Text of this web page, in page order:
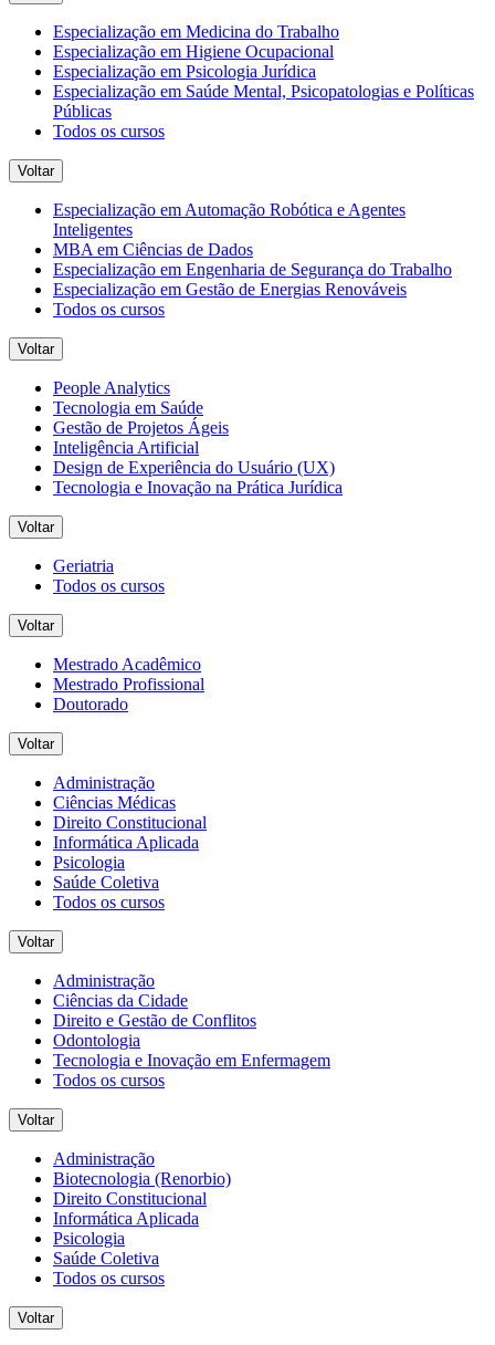
Especialização em Medicina do Trabalho
Especialização em Higiene Ocupacional
Especialização em Psicologia Jurídica
Especialização em Saúde Mental, Psicopatologias e Políticas
Públicas
Todos os cursos
Voltar
Especialização em Automação Robótica e Agentes
Inteligentes
MBA em Ciências de Dados
Especialização em Engenharia de Segurança do Trabalho
Especialização em Gestão de Energias Renováveis
Todos os cursos
Voltar
People Analytics
Tecnologia em Saúde
Gestão de Projetos Ágeis
Inteligência Artificial
Design de Experiência do Usuário (UX)
Tecnologia e Inovação na Prática Jurídica
Voltar
Geriatria
Todos os cursos
Voltar
Mestrado Acadêmico
Mestrado Profissional
Doutorado
Voltar
Administração
Ciências Médicas
Direito Constitucional
Informática Aplicada
Psicologia
Saúde Coletiva
Todos os cursos
Voltar
Administração
Ciências da Cidade
Direito e Gestão de Conflitos
Odontologia
Tecnologia e Inovação em Enfermagem
Todos os cursos
Voltar
Administração
Biotecnologia (Renorbio)
Direito Constitucional
Informática Aplicada
Psicologia
Saúde Coletiva
Todos os cursos
Voltar